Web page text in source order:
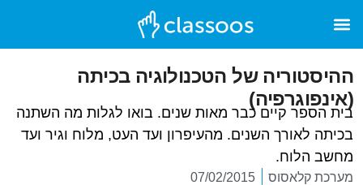
ההיסטוריה של הטכנולוגיה בכיתה
(אינפוגרפיה)
בית הספר קיים כבר מאות שנים. בואו לגלות מה השתנה
בכיתה לאורך השנים. מהעיפרון ועד העט, מלוח וגיר ועד
מחשב הלוח.
מערכת קלאסוס 07/02/2015